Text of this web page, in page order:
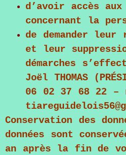
d’avoir accès aux
concernant la
de demander
et leur
démarches
Joël THOMAS
06 02 37 68 22 –
Conservation des
données sont
an après la fin de